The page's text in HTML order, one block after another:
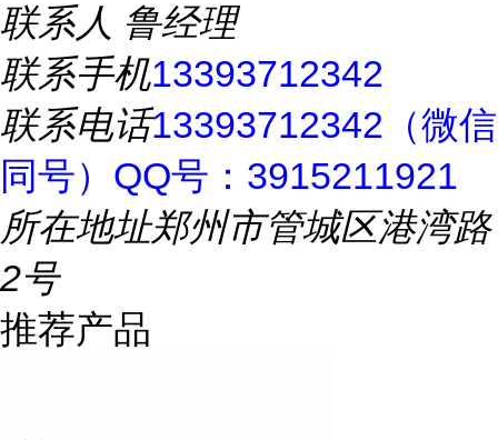
联系人 鲁经理
联系手机13393712342
联系电话13393712342（微信
同号）QQ号：3915211921
所在地址郑州市管城区港湾路
2号
推荐产品